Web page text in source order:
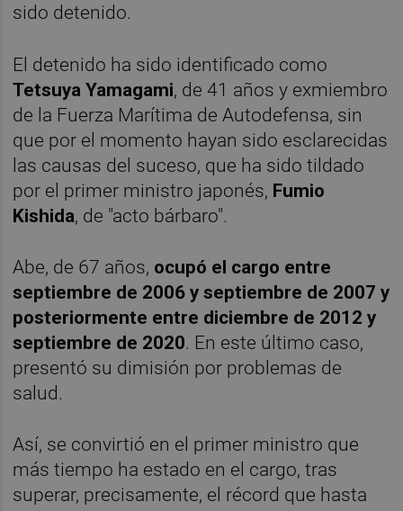
sido detenido.
El detenido ha sido identificado como
Tetsuya Yamagami, de 41 años y exmiembro
de la Fuerza Marítima de Autodefensa, sin
que por el momento hayan sido esclarecidas
las causas del suceso, que ha sido tildado
por el primer ministro japonés, Fumio
Kishida, de "acto bárbaro".
Abe, de 67 años, ocupó el cargo entre
septiembre de 2006 y septiembre de 2007 y
posteriormente entre diciembre de 2012 y
septiembre de 2020. En este último caso,
presentó su dimisión por problemas de
salud.
Así, se convirtió en el primer ministro que
más tiempo ha estado en el cargo, tras
superar, precisamente, el récord que hasta